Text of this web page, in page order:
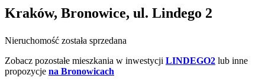
Kraków, Bronowice, ul. Lindego 2
Nieruchomość została sprzedana
Zobacz pozostałe mieszkania w inwestycji LINDEGO2 lub inne
propozycje na Bronowicach